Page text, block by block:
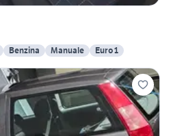
Benzina Manuale Euro 1